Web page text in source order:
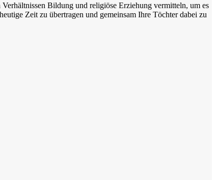
Bildung und religiöse Erziehung vermitteln, um es
Zeit zu übertragen und gemeinsam Ihre Töchter dabei zu